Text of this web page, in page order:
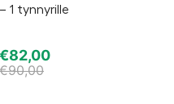
– 1 tynnyrille
€82,00
€90,00